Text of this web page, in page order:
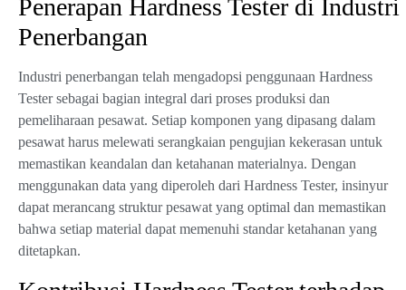
Penerapan Hardness Tester di Industri
Penerbangan
Industri penerbangan telah mengadopsi penggunaan Hardness
Tester sebagai bagian integral dari proses produksi dan
pemeliharaan pesawat. Setiap komponen yang dipasang dalam
pesawat harus melewati serangkaian pengujian kekerasan untuk
memastikan keandalan dan ketahanan materialnya. Dengan
menggunakan data yang diperoleh dari Hardness Tester, insinyur
dapat merancang struktur pesawat yang optimal dan memastikan
bahwa setiap material dapat memenuhi standar ketahanan yang
ditetapkan.